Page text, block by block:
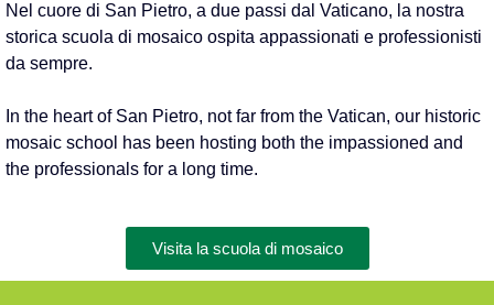
Nel cuore di San Pietro, a due passi dal Vaticano, la nostra
storica scuola di mosaico ospita appassionati e professionisti
da sempre.
In the heart of San Pietro, not far from the Vatican, our historic
mosaic school has been hosting both the impassioned and
the professionals for a long time.
Visita la scuola di mosaico